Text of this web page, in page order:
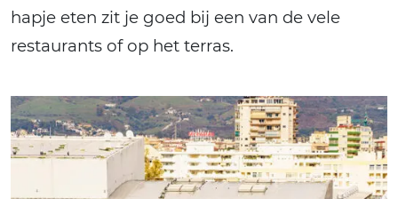
hapje eten zit je goed bij een van de vele
restaurants of op het terras.